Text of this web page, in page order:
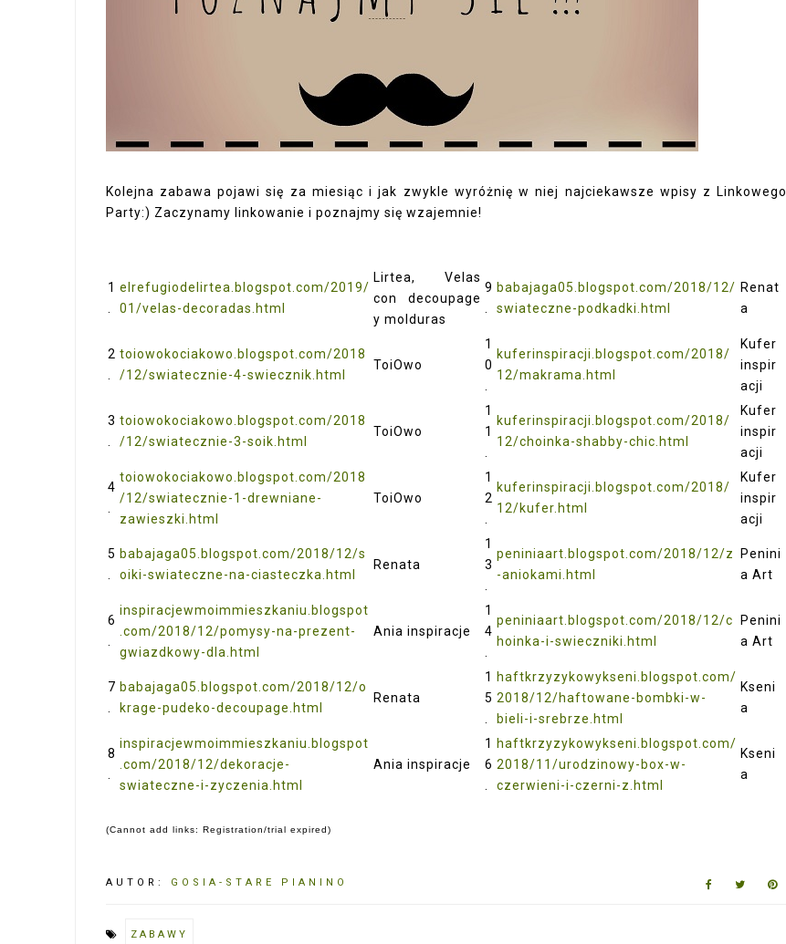
Kolejna zabawa pojawi się za miesiąc i jak zwykle wyróżnię w niej najciekawsze wpisy z Linkowego
Party:) Zaczynamy linkowanie i poznajmy się wzajemnie!
1 elrefugiodelirtea.blogspot.com/2019/
01/velas-decoradas.html
Lirtea, Velas
con decoupage
y molduras
9 babajaga05.blogspot.com/2018/12/
swiateczne-podkadki.html
Renat
a
2 toiowokociakowo.blogspot.com/2018
/12/swiatecznie-4-swiecznik.html
ToiOwo
1
0
kuferinspiracji.blogspot.com/2018/
12/makrama.html
Kufer
inspir
acji
3 toiowokociakowo.blogspot.com/2018
/12/swiatecznie-3-soik.html
ToiOwo
1
1
kuferinspiracji.blogspot.com/2018/
12/choinka-shabby-chic.html
Kufer
inspir
acji
4
toiowokociakowo.blogspot.com/2018
/12/swiatecznie-1-drewniane-
zawieszki.html
ToiOwo
1
2
kuferinspiracji.blogspot.com/2018/
12/kufer.html
Kufer
inspir
acji
5 babajaga05.blogspot.com/2018/12/s
oiki-swiateczne-na-ciasteczka.html
Renata
1
3
peniniaart.blogspot.com/2018/12/z
-aniokami.html
Penini
a Art
6
inspiracjewmoimmieszkaniu.blogspot
.com/2018/12/pomysy-na-prezent-
gwiazdkowy-dla.html
Ania inspiracje
1
4
peniniaart.blogspot.com/2018/12/c
hoinka-i-swieczniki.html
Penini
a Art
7 babajaga05.blogspot.com/2018/12/o
krage-pudeko-decoupage.html
Renata
1
5
haftkrzyzykowykseni.blogspot.com/
2018/12/haftowane-bombki-w-
bieli-i-srebrze.html
Kseni
a
8
inspiracjewmoimmieszkaniu.blogspot
.com/2018/12/dekoracje-
swiateczne-i-zyczenia.html
Ania inspiracje
1
6
haftkrzyzykowykseni.blogspot.com/
2018/11/urodzinowy-box-w-
czerwieni-i-czerni-z.html
Kseni
a
(Cannot add links: Registration/trial expired)
AUTOR: GOSIA-STARE PIANINO
ZABAWY